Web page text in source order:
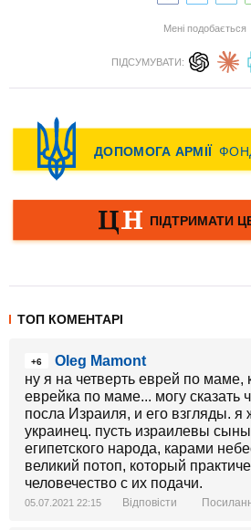
Мені подобається
ПІДСУМУВАТИ:
ТОП КОМЕНТАРІ
+6
Oleg Mamont
ну я на четверть еврей по маме,
еврейка по маме... могу сказать
посла Израиля, и его взгляды. я
украинец. пусть израилевы сыны
египетского народа, карами
великий потоп, который
человечество с их подачи.
05.07.2021 22:15 Відповісти